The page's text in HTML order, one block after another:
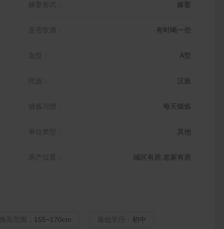
嫁娶形式： 嫁娶
是否饮酒： 有时喝一些
血型： A型
民族： 汉族
锻炼习惯： 每天锻炼
单位类型： 其他
房产位置： 城区有房,老家有房
身高范围： 155~170cm 最低学历： 初中